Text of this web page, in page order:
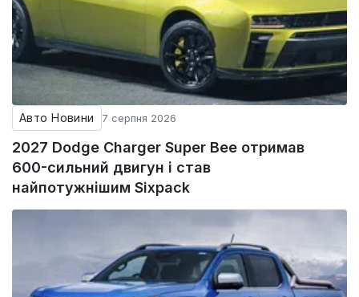
Авто Новини 7 серпня 2026
2027 Dodge Charger Super Bee отримав
600-сильний двигун і став
найпотужнішим Sixpack